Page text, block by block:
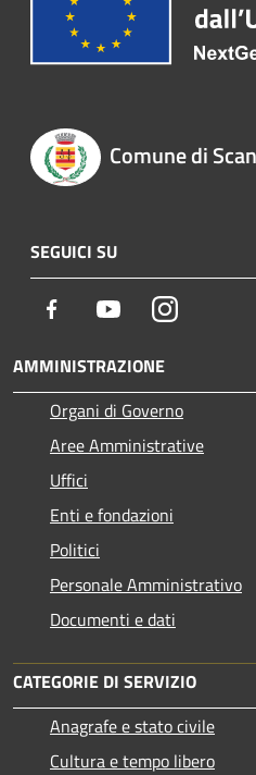
Comune di
SEGUICI SU
Facebook YoutubeInstagram
AMMINISTRAZIONE
Organi di Governo
Aree Amministrative
Uffici
Enti e fondazioni
Politici
Personale Amministrativo
Documenti e dati
CATEGORIE DI SERVIZIO
Anagrafe e stato civile
Cultura e tempo libero